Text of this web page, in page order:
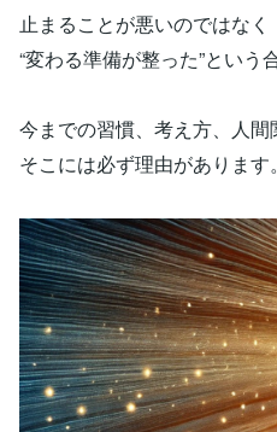
止まることが悪いのではなく
“変わる準備が整った”という
今までの習慣、考え方、人間
そこには必ず理由があります。